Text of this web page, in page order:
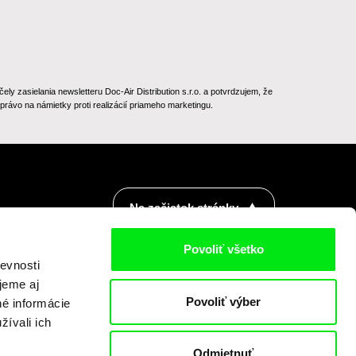
aj
informácie
ich
Povoliť všetko
Povoliť výber
Odmietnuť
zasielania newsletteru Doc-Air Distribution s.r.o. a potvrdzujem, že
na námietky proti realizácií priameho marketingu.
Na začiatok stránky